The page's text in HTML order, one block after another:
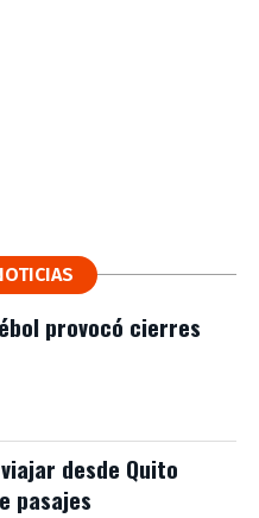
provocó cierres
desde Quito
pasajes